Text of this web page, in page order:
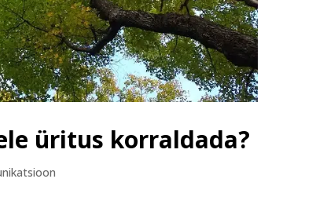
üritus korraldada?